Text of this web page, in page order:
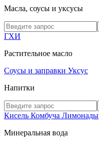
Масла, соусы и уксусы
ГХИ
Растительное масло
Соусы и заправки Уксус
Напитки
Кисель Комбуча Лимонады
Минеральная вода